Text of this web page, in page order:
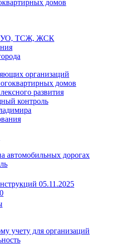
домов
УО, ТСЖ, ЖСК
организаций
домов
развития
контроль
автомобильных дорогах
05.11.2025
учету для организаций